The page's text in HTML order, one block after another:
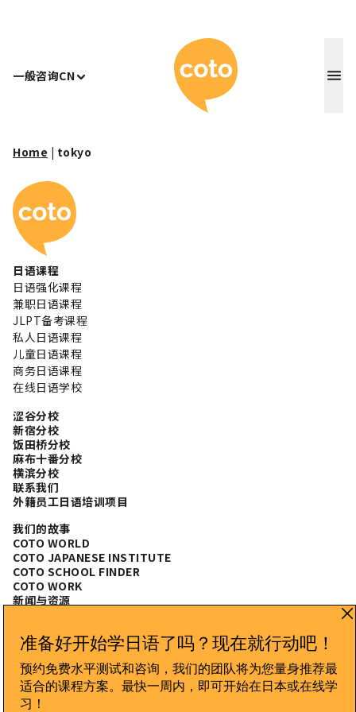
一般咨询CN Coto 日本
Home | tokyo
Coto 日本语学校
日语课程
日语强化课程
兼职日语课程
JLPT备考课程
私人日语课程
儿童日语课程
商务日语课程
在线日语学校
涩谷分校
新宿分校
饭田桥分校
麻布十番分校
横滨分校
联系我们
外籍员工日语培训项目
我们的故事
COTO WORLD
COTO JAPANESE INSTITUTE
COTO SCHOOL FINDER
COTO WORK
新闻与资源
CONNECT WITH US